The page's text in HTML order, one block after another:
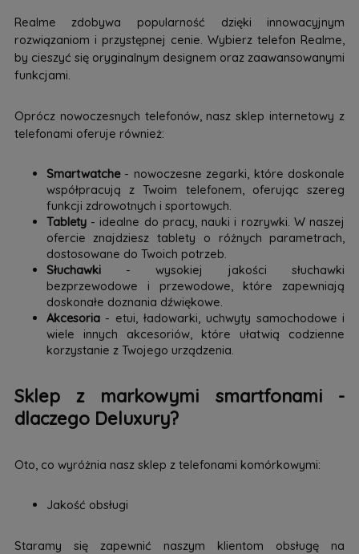
Realme zdobywa popularność dzięki innowacyjnym
rozwiązaniom i przystępnej cenie. Wybierz telefon Realme,
by cieszyć się oryginalnym designem oraz zaawansowanymi
funkcjami.
Oprócz nowoczesnych telefonów, nasz sklep internetowy z
telefonami oferuje również:
Smartwatche- nowoczesne zegarki, które doskonale
współpracują z Twoim telefonem, oferując szereg
funkcji zdrowotnych i sportowych.
Tablety- idealne do pracy, nauki i rozrywki. W naszej
ofercie znajdziesz tablety o różnych parametrach,
dostosowane do Twoich potrzeb.
Słuchawki- wysokiej jakości słuchawki
bezprzewodowe i przewodowe, które zapewniają
doskonałe doznania dźwiękowe.
Akcesoria- etui, ładowarki, uchwyty samochodowe i
wiele innych akcesoriów, które ułatwią codzienne
korzystanie z Twojego urządzenia.
Sklep z markowymi smartfonami -
dlaczego Deluxury?
Oto, co wyróżnia nasz sklep z telefonami komórkowymi:
Jakość obsługi
Staramy się zapewnić naszym klientom obsługę na